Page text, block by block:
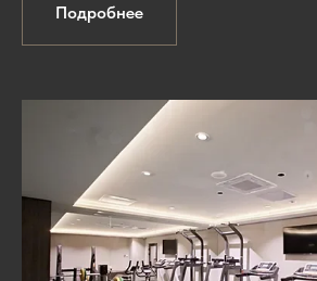
Подробнее